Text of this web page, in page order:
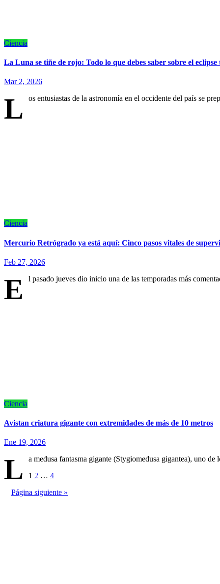
Ciencia
La Luna se tiñe de rojo: Todo lo que debes saber sobre el eclipse
Mar 2, 2026
L os entusiastas de la astronomía en el occidente del país se
Ciencia
Mercurio Retrógrado ya está aquí: Cinco pasos vitales de
Feb 27, 2026
E l pasado jueves dio inicio una de las temporadas más
Ciencia
Avistan criatura gigante con extremidades de más de 10 metros
Ene 19, 2026
L a medusa fantasma gigante (Stygiomedusa gigantea), uno
Paginación
de
1 2 … 4
Página siguiente »